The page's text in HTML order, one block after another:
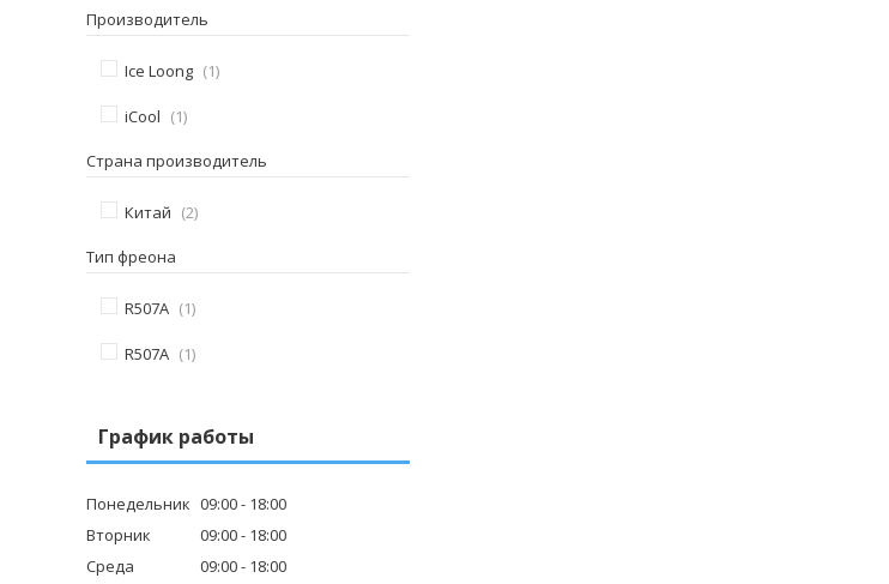
Производитель
Ice Loong 1
iCool 1
Страна производитель
Китай 2
Тип фреона
R507A 1
R507А 1
График работы
Понедельник 09:00
18:00
Вторник
09:00
18:00
Среда
09:00
18:00